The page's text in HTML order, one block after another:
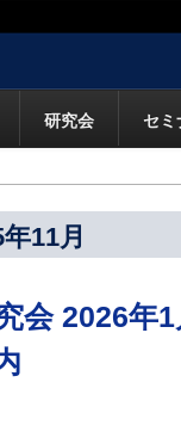
研究会 セミ
11月
会 2026年